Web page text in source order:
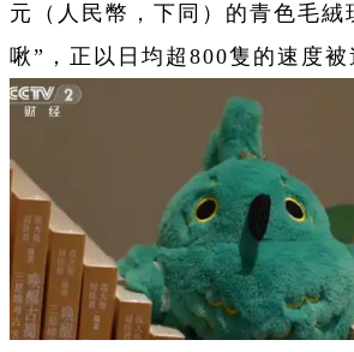
元（人民幣，下同）的青色毛絨
啾”，正以日均超800隻的速度被